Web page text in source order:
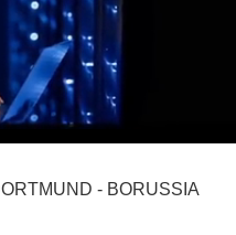
- BORUSSIA